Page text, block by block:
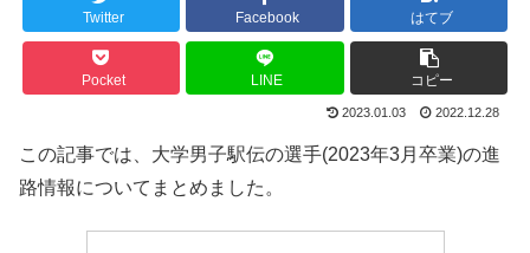
Twitter Facebook はてブ
Pocket LINE コピー
2023.01.03 2022.12.28
この記事では、大学男子駅伝の選手(2023年3月卒業)の進
路情報についてまとめました。